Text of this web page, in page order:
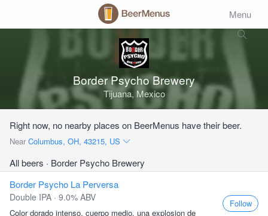
Menu
Border Psycho Brewery
Tijuana, Mexico
Right now, no nearby places on BeerMenus have their beer.
Near Columbus, OH, 43215, US
All beers · Border Psycho Brewery
Border Psycho La Perversa
Double IPA · 9.0% ABV
Color dorado intenso, cuerpo medio, una explosion de
Follow